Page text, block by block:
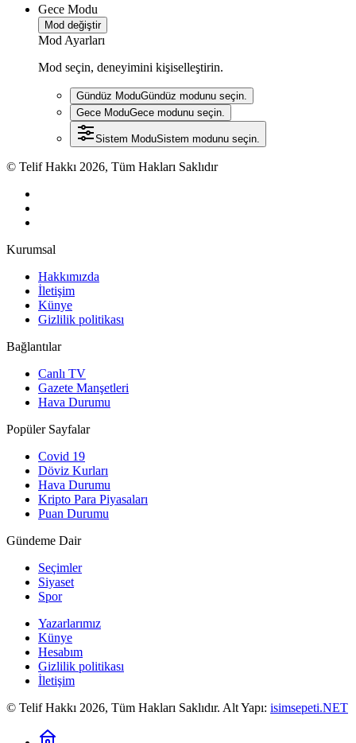
Gece Modu
Mod değiştir
Mod Ayarları
Mod seçin, deneyimini kişiselleştirin.
Gündüz ModuGündüz modunu seçin.
Gece ModuGece modunu seçin.
Sistem ModuSistem modunu seçin.
© Telif Hakkı 2026, Tüm Hakları Saklıdır
Kurumsal
Hakkımızda
İletişim
Künye
Gizlilik politikası
Bağlantılar
Canlı TV
Gazete Manşetleri
Hava Durumu
Popüler Sayfalar
Covid 19
Döviz Kurları
Hava Durumu
Kripto Para Piyasaları
Puan Durumu
Gündeme Dair
Seçimler
Siyaset
Spor
Yazarlarımız
Künye
Hesabım
Gizlilik politikası
İletişim
© Telif Hakkı 2026, Tüm Hakları Saklıdır. Alt Yapı: isimsepeti.NET